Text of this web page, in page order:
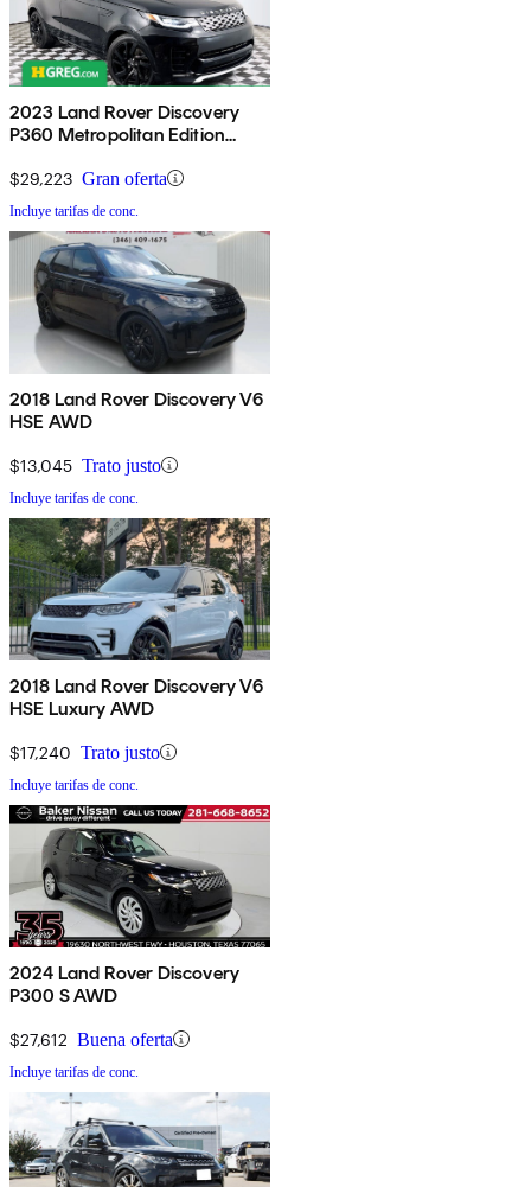
2023 Land Rover Discovery
P360 Metropolitan Edition
$29,223 Gran oferta
Incluye tarifas de conc.
2018 Land Rover Discovery V6
HSE AWD
$13,045 Trato justo
Incluye tarifas de conc.
2018 Land Rover Discovery V6
HSE Luxury AWD
$17,240 Trato justo
Incluye tarifas de conc.
2024 Land Rover Discovery
P300 S AWD
$27,612 Buena oferta
Incluye tarifas de conc.